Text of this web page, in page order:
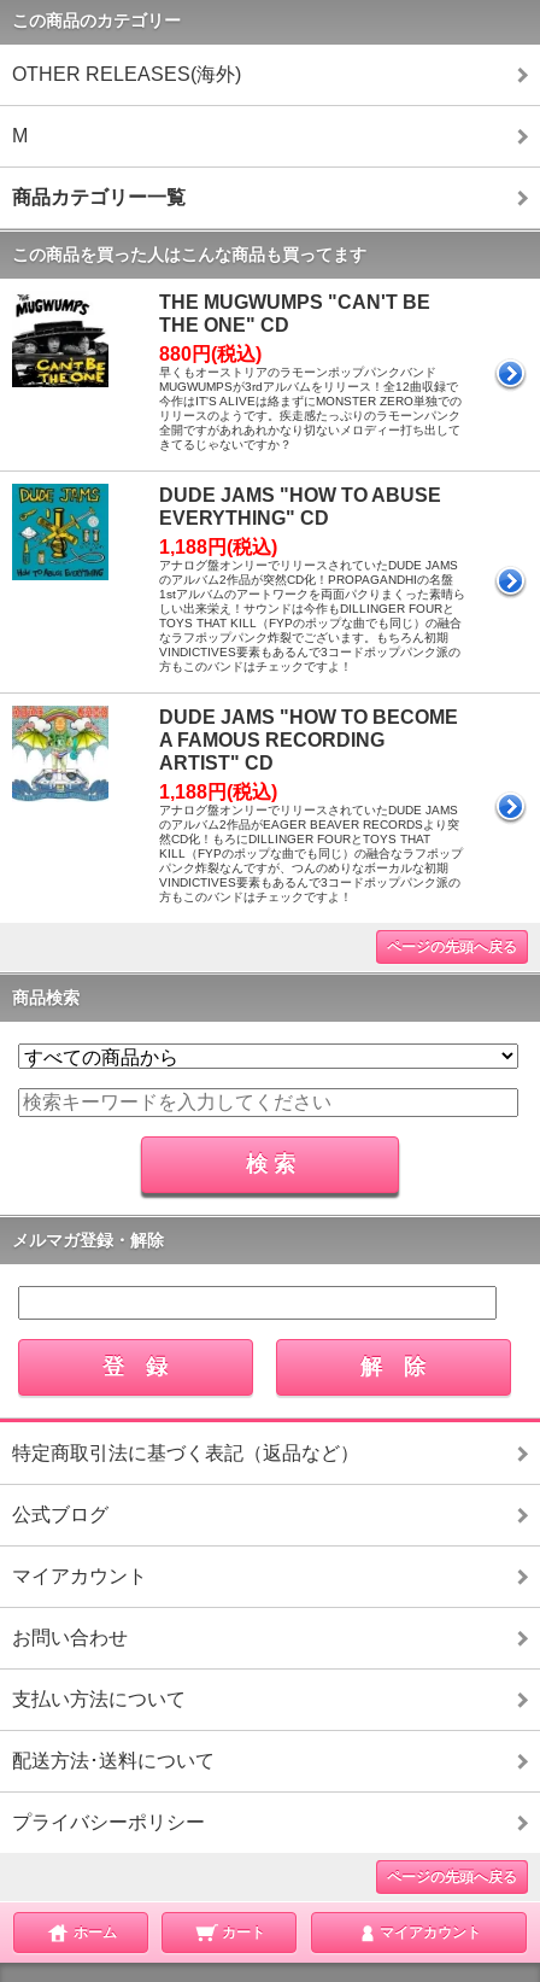
この商品のカテゴリー
OTHER RELEASES(海外)
M
商品カテゴリー一覧
この商品を買った人はこんな商品も買ってます
THE MUGWUMPS "CAN'T BE
THE ONE" CD
880円(税込)
早くもオーストリアのラモーンポップパンクバンド
MUGWUMPSが3rdアルバムをリリース！全12曲収録で
今作はIT'S ALIVEは絡まずにMONSTER ZERO単独での
リリースのようです。疾走感たっぷりのラモーンパンク
全開ですがあれあれかなり切ないメロディー打ち出して
きてるじゃないですか？
DUDE JAMS "HOW TO ABUSE
EVERYTHING" CD
1,188円(税込)
アナログ盤オンリーでリリースされていたDUDE JAMS
のアルバム2作品が突然CD化！PROPAGANDHIの名盤
1stアルバムのアートワークを両面パクりまくった素晴ら
しい出来栄え！サウンドは今作もDILLINGER FOURと
TOYS THAT KILL（FYPのポップな曲でも同じ）の融合
なラフポップパンク炸裂でございます。もちろん初期
VINDICTIVES要素もあるんで3コードポップパンク派の
方もこのバンドはチェックですよ！
DUDE JAMS "HOW TO BECOME
A FAMOUS RECORDING
ARTIST" CD
1,188円(税込)
アナログ盤オンリーでリリースされていたDUDE JAMS
のアルバム2作品がEAGER BEAVER RECORDSより突
然CD化！もろにDILLINGER FOURとTOYS THAT
KILL（FYPのポップな曲でも同じ）の融合なラフポップ
パンク炸裂なんですが、つんのめりなボーカルな初期
VINDICTIVES要素もあるんで3コードポップパンク派の
方もこのバンドはチェックですよ！
ページの先頭へ戻る
商品検索
メルマガ登録・解除
特定商取引法に基づく表記（返品など）
公式ブログ
マイアカウント
お問い合わせ
支払い方法について
配送方法･送料について
プライバシーポリシー
ページの先頭へ戻る
ホーム カート マイアカウント